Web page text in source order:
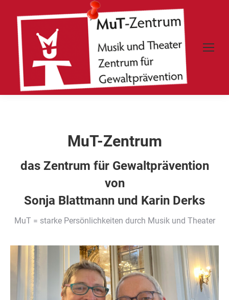
MuT-Zentrum
das Zentrum für Gewaltprävention
von
Sonja Blattmann und Karin Derks
MuT = starke Persönlichkeiten durch Musik und Theater